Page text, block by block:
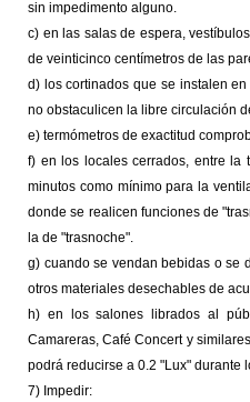
sin impedimento alguno.
c) en las salas de espera,
de veinticinco centímetros de las
d) los cortinados que se instalen
no obstaculicen la libre circulación
e) termómetros de exactitud
f) en los locales cerrados, entre la
minutos como mínimo para la
donde se realicen funciones de
la de "trasnoche".
g) cuando se vendan bebidas o se
otros materiales desechables de
h) en los salones librados al
Camareras, Café Concert y
podrá reducirse a 0.2 "Lux" durante
7) Impedir: